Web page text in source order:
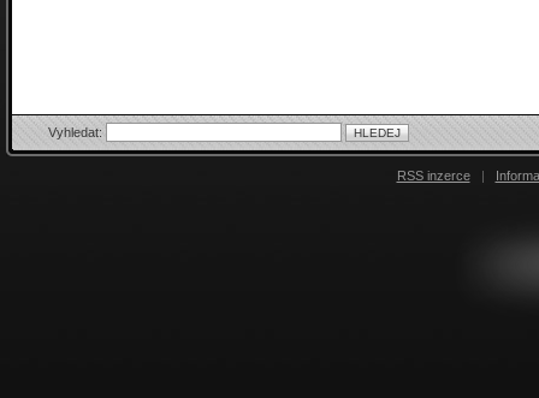
Vyhledat:
RSS inzerce |